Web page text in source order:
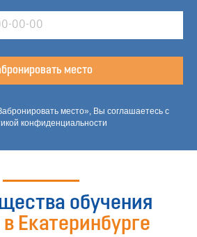
место
место», Вы соглашаетесь с
конфиденциальности
обучения
Екатеринбурге